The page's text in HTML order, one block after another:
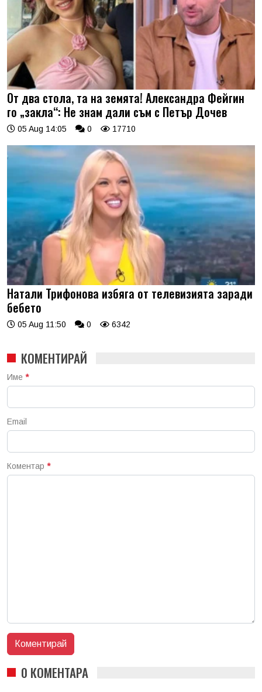
От два стола, та на земята! Александра Фейгин
го „закла“: Не знам дали съм с Петър Дочев
05 Aug 14:05 0 17710
Натали Трифонова избяга от телевизията заради
бебето
05 Aug 11:50 0 6342
КОМЕНТИРАЙ
Име *
Email
Коментар *
0 КОМЕНТАРА